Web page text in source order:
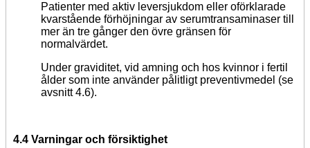
Patienter med aktiv leversjukdom eller oförklarade
kvarstående förhöjningar av serumtransaminaser till
mer än tre gånger den övre gränsen för
normalvärdet.
Under graviditet, vid amning och hos kvinnor i fertil
ålder som inte använder pålitligt preventivmedel (se
avsnitt 4.6).
4.4 Varningar och försiktighet